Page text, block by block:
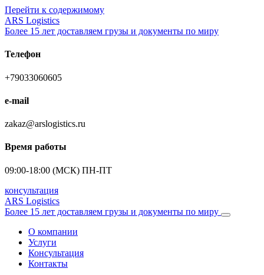
Перейти к содержимому
ARS Logistics
Более 15 лет доставляем грузы и документы по миру
Телефон
+79033060605
e-mail
zakaz@arslogistics.ru
Время работы
09:00-18:00 (МСК) ПН-ПТ
консультация
ARS Logistics
Более 15 лет доставляем грузы и документы по миру
О компании
Услуги
Консультация
Контакты